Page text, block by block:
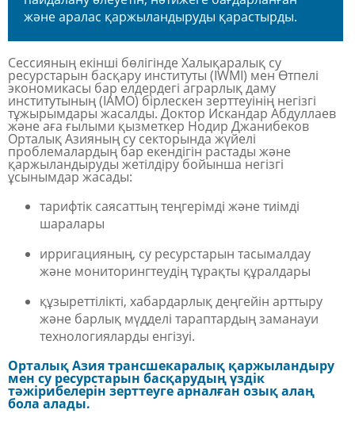
және аралас қаржыландыруды қарастырды.
Сессияның екінші бөлігінде Халықаралық су
ресурстарын басқару институты (IWMI) мен Өтпелі
экономикасы бар елдердегі аграрлық даму
институтының (IAMO) бірлескен зерттеуінің негізгі
тұжырымдары жасалды. Доктор Искандар Абдуллаев
және аға ғылыми қызметкер Нодир Джанибеков
Орталық Азияның су секторында жүйелі
проблемалардың бар екендігін растады және
қаржыландыруды жетілдіру бойынша негізгі
ұсынымдар жасады:
тарифтік саясаттың теңгерімді және тиімді
шаралары
ирригацияның, су ресурстарын тасымалдау
және мониторингтеудің тұрақты құралдары
құзыреттілікті, хабардарлық деңгейін арттыру
және барлық мүдделі тараптардың заманауи
технологияларды енгізуі.
Орталық Азия трансшекаралық қаржыландыру
мен су ресурстарын басқарудың үздік
тәжірибелерін зерттеуге арналған озық алаң
бола алады.